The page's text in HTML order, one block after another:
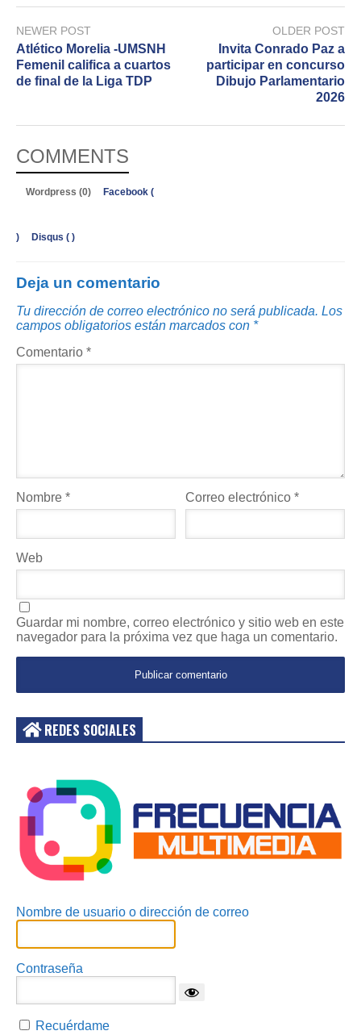
NEWER POST
Atlético Morelia -UMSNH
Femenil califica a cuartos
de final de la Liga TDP
OLDER POST
Invita Conrado Paz a
participar en concurso
Dibujo Parlamentario
2026
COMMENTS
Wordpress (0) Facebook (
) Disqus ( )
Deja un comentario
Tu dirección de correo electrónico no será publicada. Los
campos obligatorios están marcados con *
Comentario *
Nombre * Correo electrónico*
Web
Guardar mi nombre, correo electrónico y sitio web en este
navegador para la próxima vez que haga un comentario.
REDES SOCIALES
Nombre de usuario o dirección de correo
Contraseña
Recuérdame